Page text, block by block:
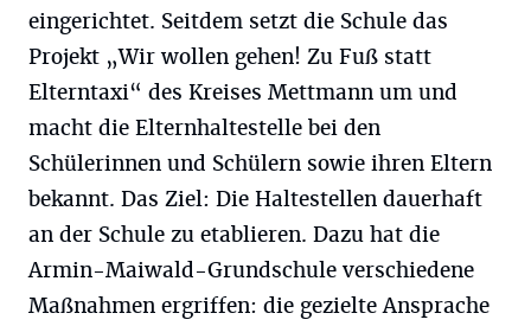
eingerichtet. Seitdem setzt die Schule das
Projekt „Wir wollen gehen! Zu Fuß statt
Elterntaxi“ des Kreises Mettmann um und
macht die Elternhaltestelle bei den
Schülerinnen und Schülern sowie ihren Eltern
bekannt. Das Ziel: Die Haltestellen dauerhaft
an der Schule zu etablieren. Dazu hat die
Armin-Maiwald-Grundschule verschiedene
Maßnahmen ergriffen: die gezielte Ansprache